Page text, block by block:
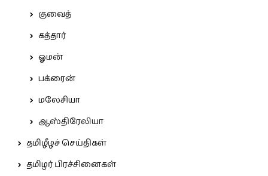
குவைத்
கத்தார்
ஓமன்
பக்ரைன்
மலேசியா
ஆஸ்திரேலியா
தமிழீழச் செய்திகள்
தமிழர் பிரச்சினைகள்